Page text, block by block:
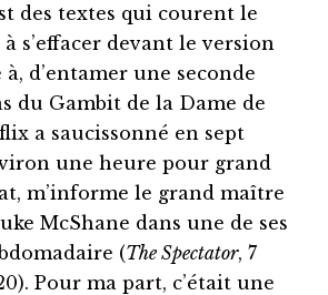
des textes qui courent le
s’effacer devant le version
d’entamer une seconde
du Gambit de la Dame de
a saucissonné en sept
une heure pour grand
m’informe le grand maître
McShane dans une de ses
(The Spectator, 7
Pour ma part, c’était une